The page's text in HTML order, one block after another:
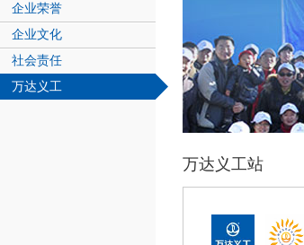
企业荣誉
企业文化
社会责任
万达义工
万达义工站